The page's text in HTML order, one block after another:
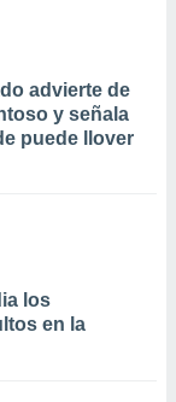
advierte de
y señala
puede llover
los
en la